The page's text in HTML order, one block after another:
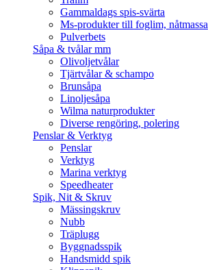
Gammaldags spis-svärta
Ms-produkter till foglim, nåtmassa
Pulverbets
Såpa & tvålar mm
Olivoljetvålar
Tjärtvålar & schampo
Brunsåpa
Linoljesåpa
Wilma naturprodukter
Diverse rengöring, polering
Penslar & Verktyg
Penslar
Verktyg
Marina verktyg
Speedheater
Spik, Nit & Skruv
Mässingskruv
Nubb
Träplugg
Byggnadsspik
Handsmidd spik